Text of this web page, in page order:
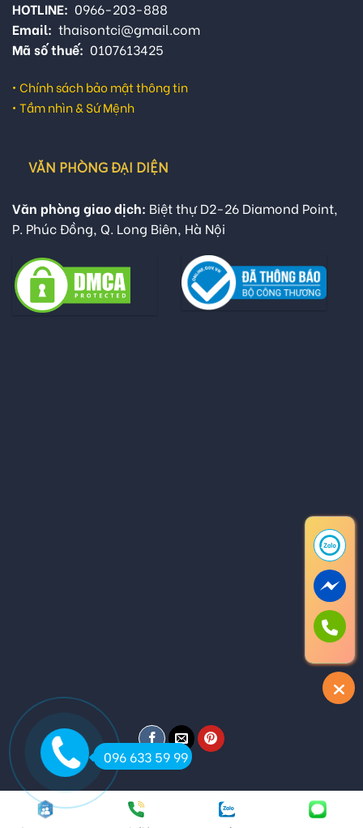
HOTLINE: 0966-203-888
Email: thaisontci@gmail.com
Mã số thuế: 0107613425
• Chính sách bảo mật thông tin
• Tầm nhìn & Sứ Mệnh
VĂN PHÒNG ĐẠI DIỆN
Văn phòng giao dịch: Biệt thự D2-26 Diamond Point,
P. Phúc Đồng, Q. Long Biên, Hà Nội
096 633 59 99